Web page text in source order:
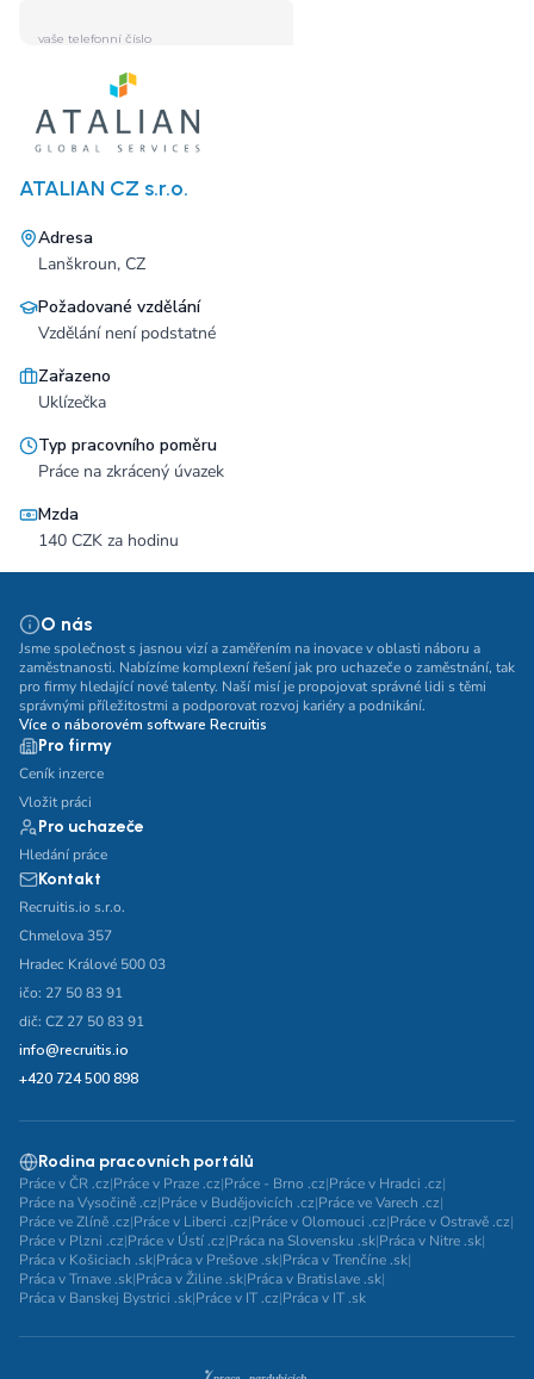
ATALIAN CZ s.r.o.
Adresa
Lanškroun, CZ
Požadované vzdělání
Vzdělání není podstatné
Zařazeno
Uklízečka
Typ pracovního poměru
Práce na zkrácený úvazek
Mzda
140 CZK za hodinu
O nás
Jsme společnost s jasnou vizí a zaměřením na inovace v oblasti náboru a
zaměstnanosti. Nabízíme komplexní řešení jak pro uchazeče o zaměstnání, tak
pro firmy hledající nové talenty. Naší misí je propojovat správné lidi s těmi
správnými příležitostmi a podporovat rozvoj kariéry a podnikání.
Více o náborovém software Recruitis
Pro firmy
Ceník inzerce
Vložit práci
Pro uchazeče
Hledání práce
Kontakt
Recruitis.io s.r.o.
Chmelova 357
Hradec Králové 500 03
ičo: 27 50 83 91
dič: CZ 27 50 83 91
info@recruitis.io
+420 724 500 898
Rodina pracovních portálů
Práce v ČR .cz|Práce v Praze .cz|Práce - Brno .cz|Práce v Hradci .cz|
Práce na Vysočině .cz|Práce v Budějovicích .cz|Práce ve Varech .cz|
Práce ve Zlíně .cz|Práce v Liberci .cz|Práce v Olomouci .cz|Práce v Ostravě .cz|
Práce v Plzni .cz|Práce v Ústí .cz|Práca na Slovensku .sk|Práca v Nitre .sk|
Práca v Košiciach .sk|Práca v Prešove .sk|Práca v Trenčíne .sk|
Práca v Trnave .sk|Práca v Žiline .sk|Práca v Bratislave .sk|
Práca v Banskej Bystrici .sk|Práce v IT .cz|Práca v IT .sk